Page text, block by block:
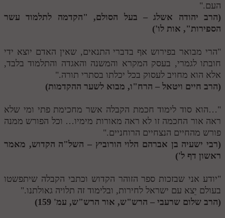
העם."
(הרב יהודה אשלג – בעל הסולם, "הקדמה לתלמוד עשר
הספירות", אות לו')
"הרי מבואר בפירוש אף בדברי התנאים, שאין האדם יוצא ידי
חובתו לגמרי, בעסק המקרא והמשנה והאגדה והתלמוד בלבד,
אלא הוא מחויב לעסוק בכל יכלתו בסתרי תורה."
(הרב חיים ויטאל – הרח"ו, מבוא לשער ההקדמות)
"…הוא סוד לימוד חכמת הקבלה אשר מחכימת פתי ומי שלא
ראה אור החכמה זו לא ראה מאורות מימיו… וכל הפורש ממנה
פורש מהחיים הנצחיים הרוחניים."
(רבי ישעיה בן אברהם הלוי הורוביץ – השל"ה הקדוש, מאמר
ראשון דף ל')
"יודע אני שבזכות ספר הזוהר הקדוש וכתבי הקבלה שיתפשטו
בעולם יֵצא עם ישראל לחירות, ובלימוד זה תלויה גאולתנו."
(הרב שלום שרעבי – הרש"ש, אור הרש"ש, עמ' 159)